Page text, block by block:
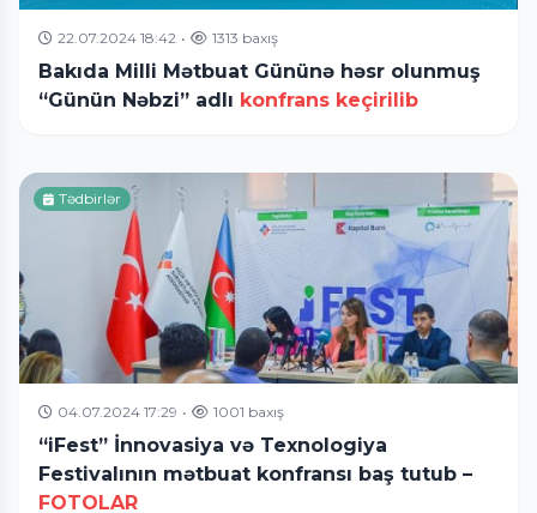
22.07.2024 18:42 • 1313 baxış
Bakıda Milli Mətbuat Gününə həsr olunmuş
“Günün Nəbzi” adlı konfrans keçirilib
Tədbirlər
04.07.2024 17:29 • 1001 baxış
“iFest” İnnovasiya və Texnologiya
Festivalının mətbuat konfransı baş tutub –
FOTOLAR